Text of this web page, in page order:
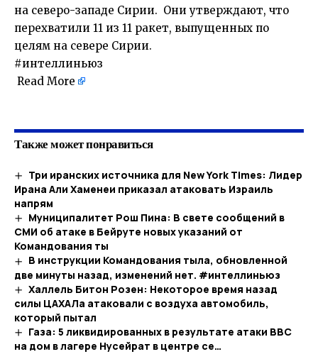
на северо-западе Сирии. Они утверждают, что
перехватили 11 из 11 ракет, выпущенных по
целям на севере Сирии.
#интеллиньюз
Read More
Также может понравиться
Три иранских источника для New York Times: Лидер
Ирана Али Хаменеи приказал атаковать Израиль
напрям
Муниципалитет Рош Пина: В свете сообщений в
СМИ об атаке в Бейруте новых указаний от
Командования ты
В инструкции Командования тыла, обновленной
две минуты назад, изменений нет. #интеллиньюз
Халлель Битон Розен: Некоторое время назад
силы ЦАХАЛа атаковали с воздуха автомобиль,
который пытал
Газа: 5 ликвидированных в результате атаки ВВС
на дом в лагере Нусейрат в центре се…​